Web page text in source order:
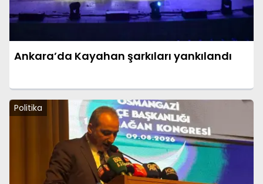
Ankara’da Kayahan şarkıları yankılandı
Politika